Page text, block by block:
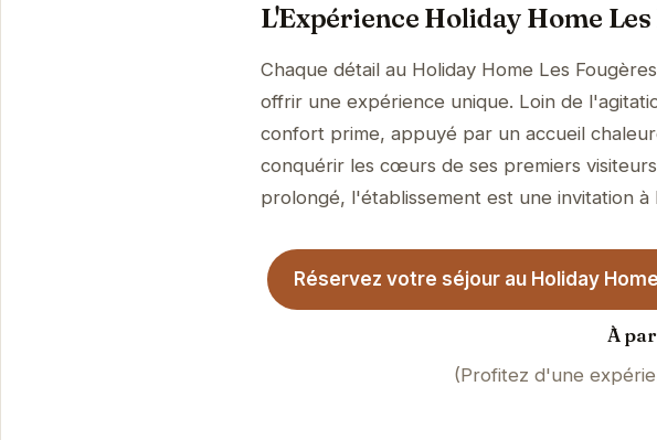
L'Expérience Holiday Home
Chaque détail au Holiday Home Les
offrir une expérience unique. Loin de
confort prime, appuyé par un accueil
conquérir les cœurs de ses premiers
prolongé, l'établissement est une invitation à
Réservez votre séjour au Holiday
À
(Profitez d'une